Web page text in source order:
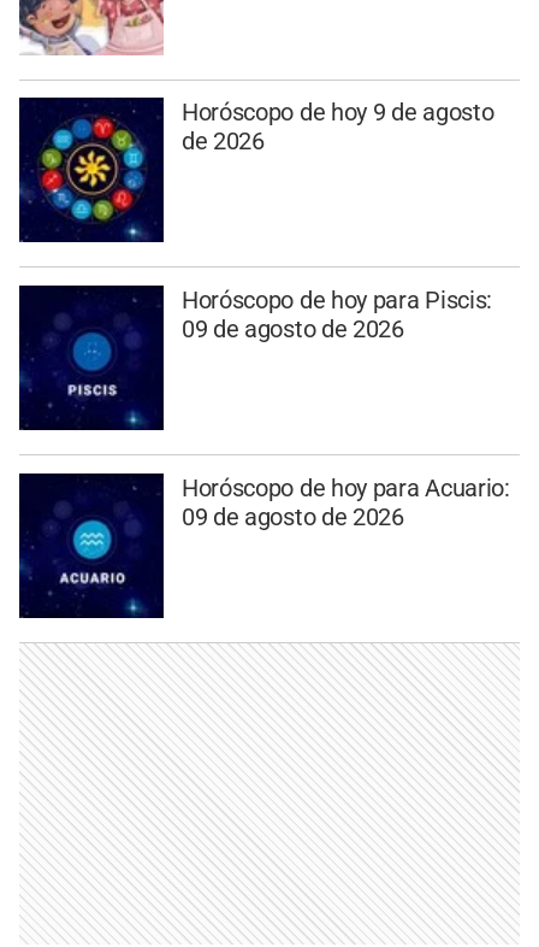
Horóscopo de hoy 9 de agosto
de 2026
Horóscopo de hoy para Piscis:
09 de agosto de 2026
Horóscopo de hoy para Acuario:
09 de agosto de 2026